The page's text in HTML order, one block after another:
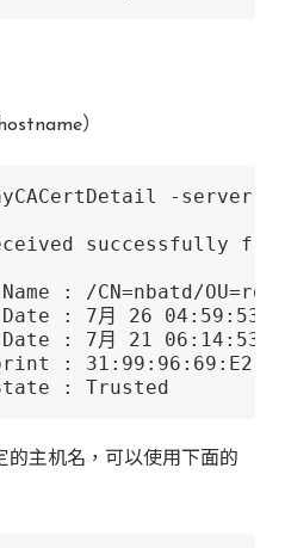
）
-server
successfully
: /CN=nbatd/
: 7月 26 04:59:53
: 7月 21 06:14:53
:
: Trusted
的主机名，可以使用下面的